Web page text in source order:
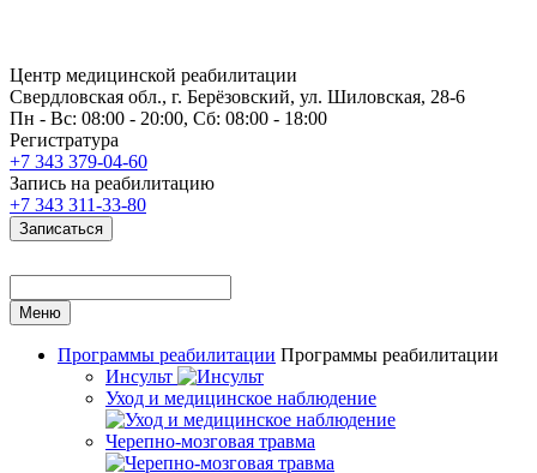
Центр медицинской реабилитации
Свердловская обл., г. Берёзовский, ул. Шиловская, 28-6
Пн - Вс: 08:00 - 20:00, Сб: 08:00 - 18:00
Регистратура
+7 343 379-04-60
Запись на реабилитацию
+7 343 311-33-80
Записаться
Меню
Программы реабилитации Программы реабилитации
Инсульт
Уход и медицинское наблюдение
Черепно-мозговая травма